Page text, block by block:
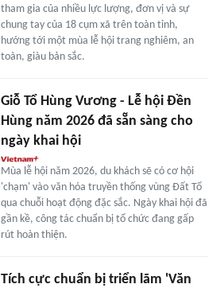
tham gia của nhiều lực lượng, đơn vị và sự
chung tay của 18 cụm xã trên toàn tỉnh,
hướng tới một mùa lễ hội trang nghiêm, an
toàn, giàu bản sắc.
Giỗ Tổ Hùng Vương - Lễ hội Đền
Hùng năm 2026 đã sẵn sàng cho
ngày khai hội
Mùa lễ hội năm 2026, du khách sẽ có cơ hội
'chạm' vào văn hóa truyền thống vùng Đất Tổ
qua chuỗi hoạt động đặc sắc. Ngày khai hội đã
gần kề, công tác chuẩn bị tổ chức đang gấp
rút hoàn thiện.
Tích cực chuẩn bị triển lãm 'Văn